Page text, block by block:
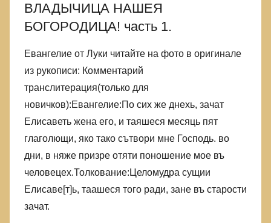
ВЛАДЫЧИЦА НАШЕЯ
БОГОРОДИЦА! часть 1.
Евангелие от Луки читайте на фото в оригинале
из рукописи: Комментарий
транслитерация(только для
новичков):Евангелие:По сих же днехь, зачат
Елисаветь жена его, и таяшеся месяць пят
глаголющи, яко тако сътвори мне Господь. во
дни, в няже призре отяти поношение мое въ
человецех.Толкование:Целомудра сущии
Елисаве[т]ь, таашеся того ради, зане въ старости
зачат.